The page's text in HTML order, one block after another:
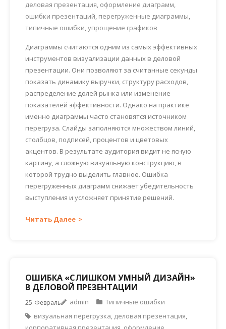
деловая презентация оформление диаграмм
ошибки презентаций перегруженные диаграммы
типичные ошибки упрощение графиков
Диаграммы считаются одним из самых эффективных
инструментов визуализации данных в деловой
презентации. Они позволяют за считанные секунды
показать динамику выручки, структуру расходов,
распределение долей рынка или изменение
показателей эффективности. Однако на практике
именно диаграммы часто становятся источником
перегруза. Слайды заполняются множеством линий,
столбцов, подписей, процентов и цветовых
акцентов. В результате аудитория видит не ясную
картину, а сложную визуальную конструкцию, в
которой трудно выделить главное. Ошибка
перегруженных диаграмм снижает убедительность
выступления и усложняет принятие решений.
Читать Далее
ОШИБКА «СЛИШКОМ УМНЫЙ ДИЗАЙН»
В ДЕЛОВОЙ ПРЕЗЕНТАЦИИ
25 Февраль admin
Типичные ошибки
визуальная перегрузка деловая презентация